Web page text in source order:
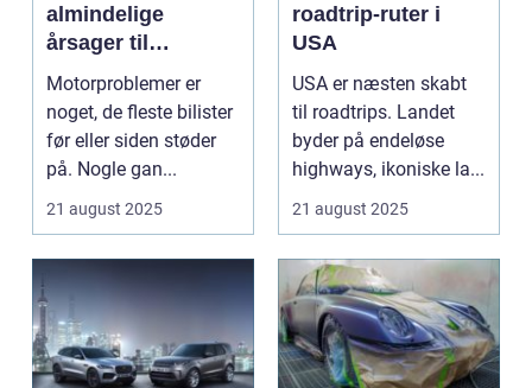
almindelige
årsager til
motorproblemer
Motorproblemer er
noget, de fleste bilister
før eller siden støder
på. Nogle gan...
21 august 2025
roadtrip-ruter i
USA
USA er næsten skabt
til roadtrips. Landet
byder på endeløse
highways, ikoniske la...
21 august 2025